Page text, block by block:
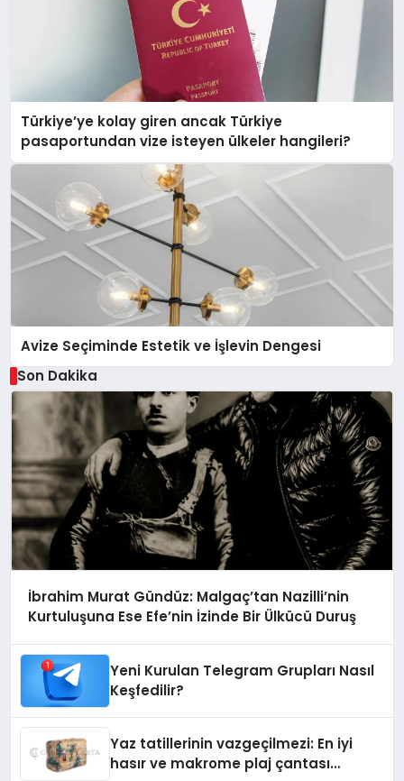
Türkiye’ye kolay giren ancak Türkiye
pasaportundan vize isteyen ülkeler hangileri?
Avize Seçiminde Estetik ve İşlevin Dengesi
Son Dakika
İbrahim Murat Gündüz: Malgaç’tan Nazilli’nin
Kurtuluşuna Ese Efe’nin İzinde Bir Ülkücü Duruş
Yeni Kurulan Telegram Grupları Nasıl
Keşfedilir?
Yaz tatillerinin vazgeçilmezi: En iyi
hasır ve makrome plaj çantası